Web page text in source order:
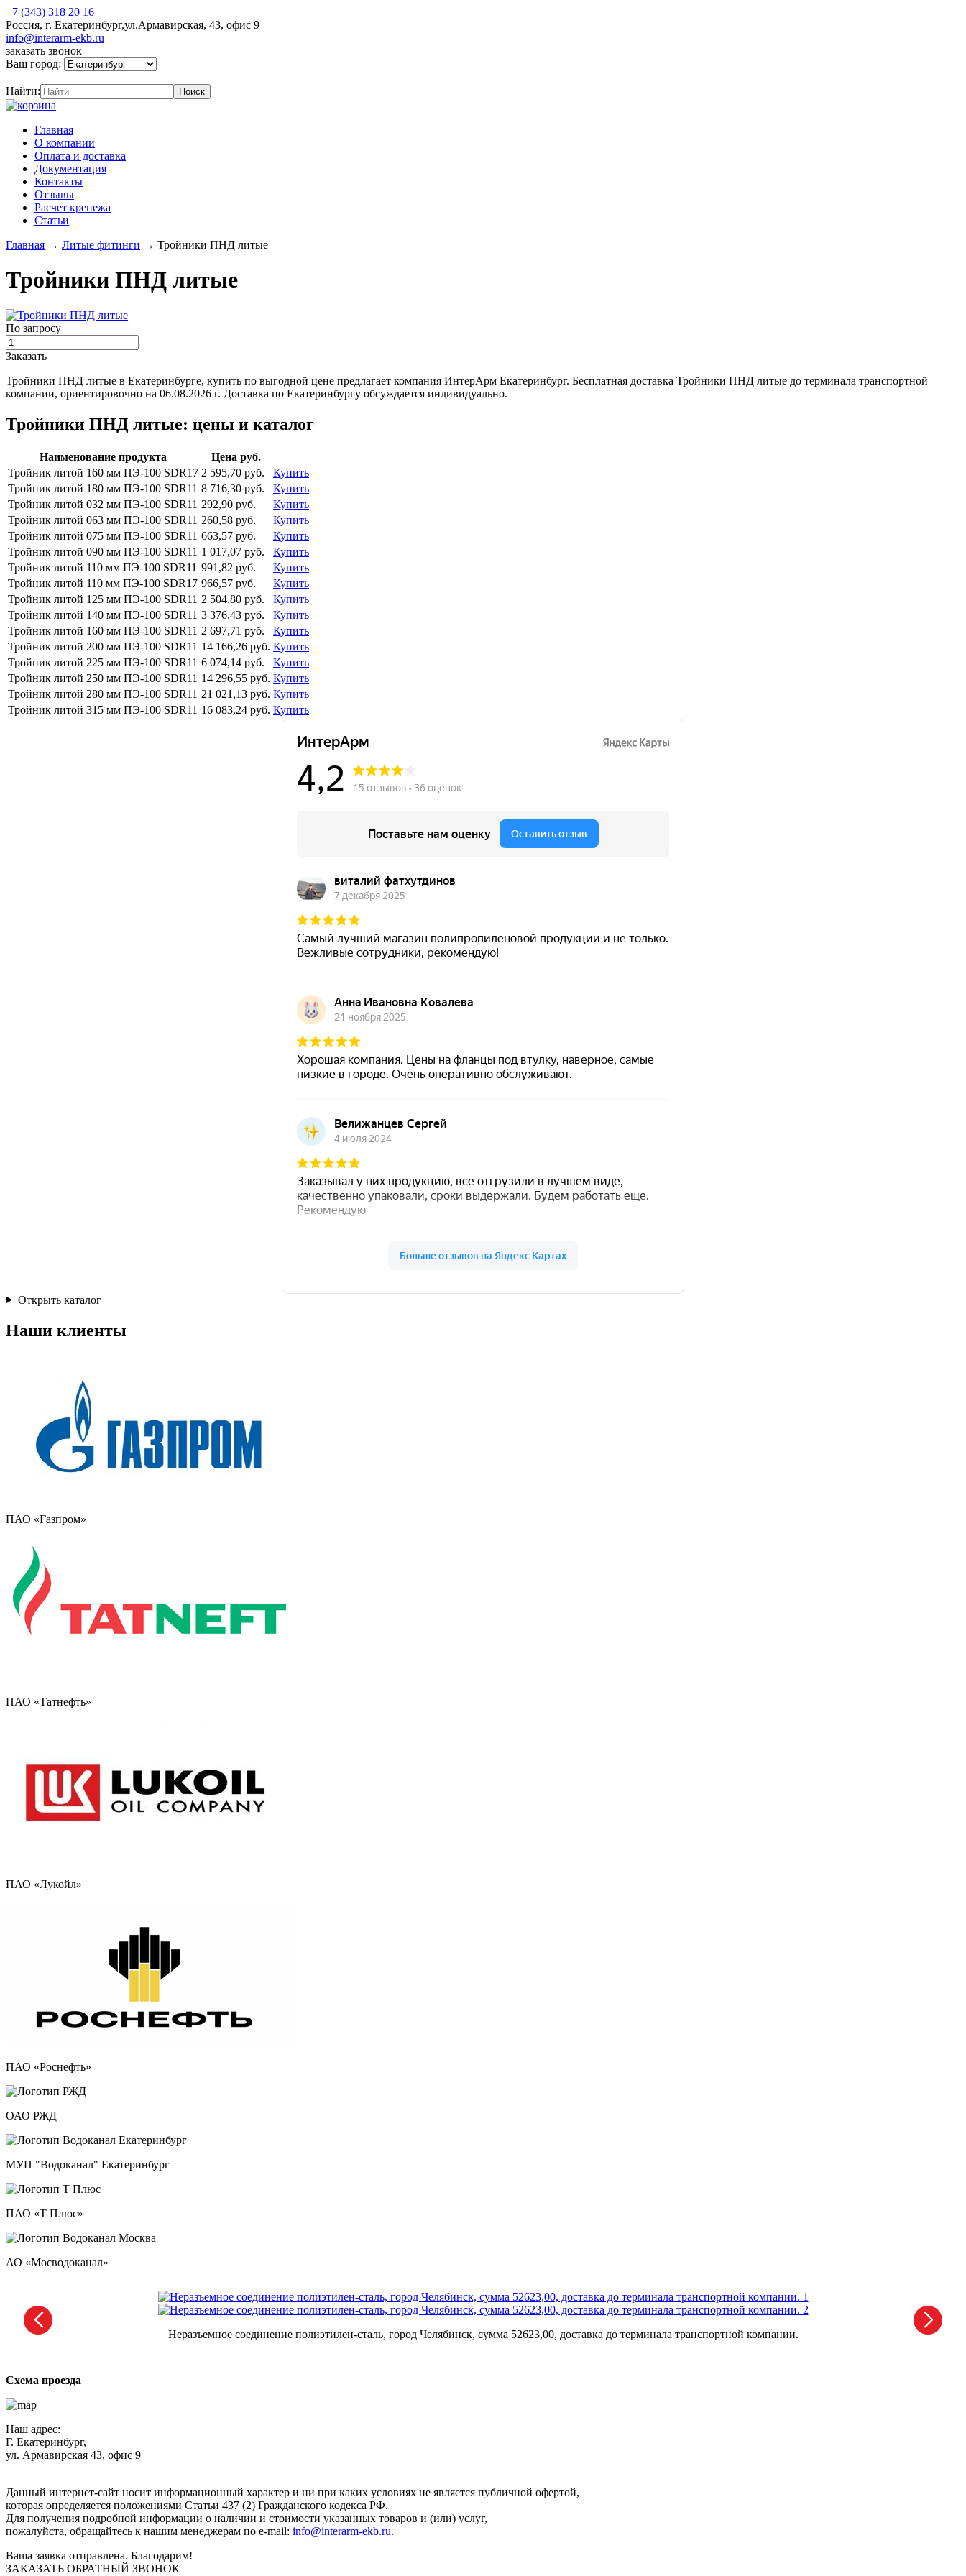
+7 (343) 318 20 16
Россия, г. Екатеринбург,ул.Армавирская, 43, офис 9
info@interarm-ekb.ru
заказать звонок
Ваш город:
Найти:
Главная
О компании
Оплата и доставка
Документация
Контакты
Отзывы
Расчет крепежа
Статьи
Главная → Литые фитинги → Тройники ПНД литые
Тройники ПНД литые
По запросу
Заказать
Тройники ПНД литые в Екатеринбурге, купить по выгодной цене предлагает компания ИнтерАрм Екатеринбург. Бесплатная доставка Тройники ПНД литые до терминала транспортной
компании, ориентировочно на 06.08.2026 г. Доставка по Екатеринбургу обсуждается индивидуально.
Тройники ПНД литые: цены и каталог
Наименование продукта
Цена руб.
Тройник литой 160 мм ПЭ-100 SDR17 2 595,70 руб.
Купить
Тройник литой 180 мм ПЭ-100 SDR11 8 716,30 руб.
Купить
Тройник литой 032 мм ПЭ-100 SDR11 292,90 руб.
Купить
Тройник литой 063 мм ПЭ-100 SDR11 260,58 руб.
Купить
Тройник литой 075 мм ПЭ-100 SDR11 663,57 руб.
Купить
Тройник литой 090 мм ПЭ-100 SDR11 1 017,07 руб.
Купить
Тройник литой 110 мм ПЭ-100 SDR11 991,82 руб.
Купить
Тройник литой 110 мм ПЭ-100 SDR17 966,57 руб.
Купить
Тройник литой 125 мм ПЭ-100 SDR11 2 504,80 руб.
Купить
Тройник литой 140 мм ПЭ-100 SDR11 3 376,43 руб.
Купить
Тройник литой 160 мм ПЭ-100 SDR11 2 697,71 руб.
Купить
Тройник литой 200 мм ПЭ-100 SDR11 14 166,26 руб. Купить
Тройник литой 225 мм ПЭ-100 SDR11 6 074,14 руб.
Купить
Тройник литой 250 мм ПЭ-100 SDR11 14 296,55 руб. Купить
Тройник литой 280 мм ПЭ-100 SDR11 21 021,13 руб. Купить
Тройник литой 315 мм ПЭ-100 SDR11 16 083,24 руб. Купить
Открыть каталог
Наши клиенты
ПАО «Газпром»
ПАО «Татнефть»
ПАО «Лукойл»
ПАО «Роснефть»
ОАО РЖД
МУП "Водоканал" Екатеринбург
ПАО «Т Плюс»
АО «Мосводоканал»
Неразъемное соединение полиэтилен-сталь, город Челябинск, сумма 52623,00, доставка до терминала транспортной компании.
Схема проезда
Наш адрес:
Г. Екатеринбург,
ул. Армавирская 43, офис 9
Данный интернет-сайт носит информационный характер и ни при каких условиях не является публичной офертой,
которая определяется положениями Статьи 437 (2) Гражданского кодекса РФ.
Для получения подробной информации о наличии и стоимости указанных товаров и (или) услуг,
пожалуйста, обращайтесь к нашим менеджерам по e-mail: info@interarm-ekb.ru.
Ваша заявка отправлена. Благодарим!
ЗАКАЗАТЬ ОБРАТНЫЙ ЗВОНОК